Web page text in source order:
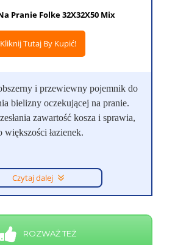
Pranie Folke 32X32X50 Mix
Kliknij Tutaj By Kupić!
i przewiewny pojemnik do
bielizny oczekującej na pranie.
zawartość kosza i sprawia,
większości łazienek.
Czytaj dalej
ROZWAŻ TEŻ